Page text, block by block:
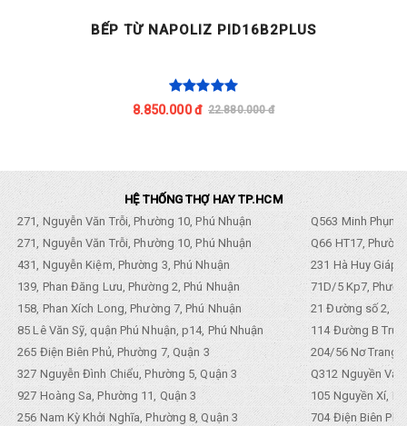
BẾP TỪ NAPOLIZ PID16B2PLUS
8.850.000 đ 22.880.000 đ
HỆ THỐNG THỢ HAY TP.HCM
271, Nguyễn Văn Trỗi, Phường 10, Phú Nhuận
Q563 Minh
271, Nguyễn Văn Trỗi, Phường 10, Phú Nhuận
Q66 HT17,
431, Nguyễn Kiệm, Phường 3, Phú Nhuận
231 Hà Huy Giáp,
139, Phan Đăng Lưu, Phường 2, Phú Nhuận
71D/5 Kp7,
158, Phan Xích Long, Phường 7, Phú Nhuận
21 Đường số 2,
85 Lê Văn Sỹ, quận Phú Nhuận, p14, Phú Nhuận
114 Đường B
265 Điện Biên Phủ, Phường 7, Quận 3
204/56 Nơ Trang
327 Nguyễn Đình Chiểu, Phường 5, Quận 3
Q312 Nguyền
927 Hoàng Sa, Phường 11, Quận 3
105 Nguyền Xí,
256 Nam Kỳ Khởi Nghĩa, Phường 8, Quận 3
704 Điện Biên